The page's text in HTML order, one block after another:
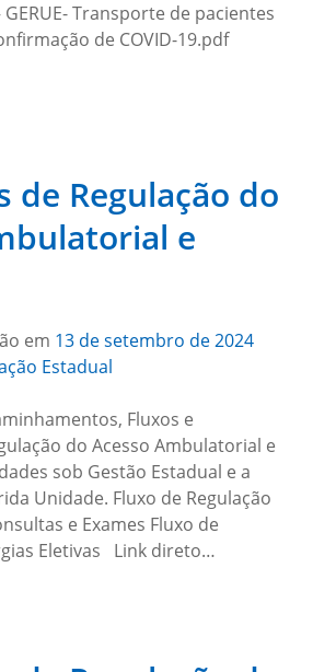
GERUE- Transporte de pacientes
de COVID-19.pdf
de Regulação do
e
em 13 de setembro de 2024
Estadual
Fluxos e
do Acesso Ambulatorial e
sob Gestão Estadual​ e a
Unidade. Fluxo de Regulação
e Exames Fluxo de
Eletivas Link direto…